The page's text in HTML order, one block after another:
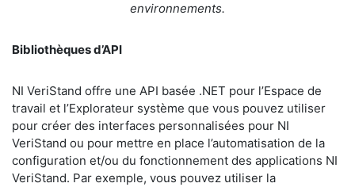
environnements.
Bibliothèques d’API
NI VeriStand offre une API basée .NET pour l’Espace de
travail et l’Explorateur système que vous pouvez utiliser
pour créer des interfaces personnalisées pour NI
VeriStand ou pour mettre en place l’automatisation de la
configuration et/ou du fonctionnement des applications NI
VeriStand. Par exemple, vous pouvez utiliser la